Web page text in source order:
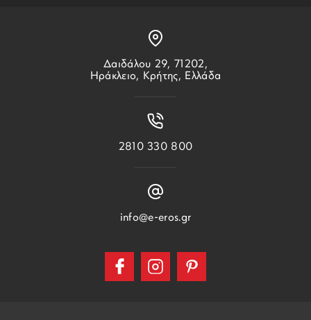
Δαιδάλου 29, 71202,
Ηράκλειο, Κρήτης, Ελλάδα
2810 330 800
info@e-eros.gr